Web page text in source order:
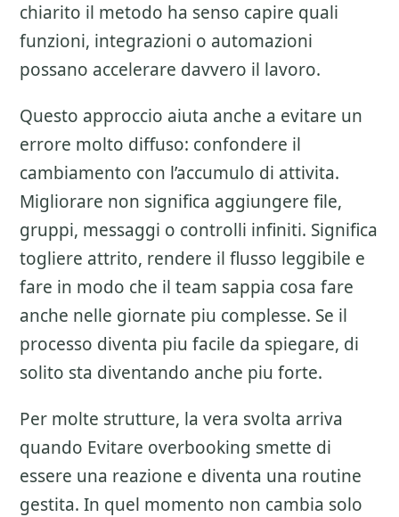
chiarito il metodo ha senso capire quali
funzioni, integrazioni o automazioni
possano accelerare davvero il lavoro.
Questo approccio aiuta anche a evitare un
errore molto diffuso: confondere il
cambiamento con l’accumulo di attivita.
Migliorare non significa aggiungere file,
gruppi, messaggi o controlli infiniti. Significa
togliere attrito, rendere il flusso leggibile e
fare in modo che il team sappia cosa fare
anche nelle giornate piu complesse. Se il
processo diventa piu facile da spiegare, di
solito sta diventando anche piu forte.
Per molte strutture, la vera svolta arriva
quando Evitare overbooking smette di
essere una reazione e diventa una routine
gestita. In quel momento non cambia solo